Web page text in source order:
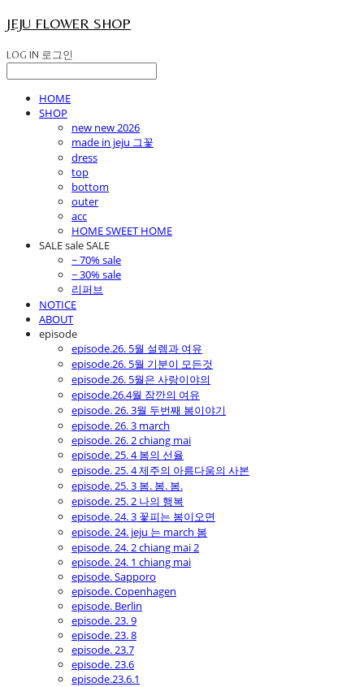
JEJU FLOWER SHOP
LOG IN 로그인
HOME
SHOP
new new 2026
made in jeju 그꽃
dress
top
bottom
outer
acc
HOME SWEET HOME
SALE sale SALE
~ 70% sale
~ 30% sale
리퍼브
NOTICE
ABOUT
episode
episode.26. 5월 설렘과 여유
episode.26. 5월 기분이 모든것
episode.26. 5월은 사랑이야의
episode.26.4월 잠깐의 여유
episode. 26. 3월 두번째 봄이야기
episode. 26. 3 march
episode. 26. 2 chiang mai
episode. 25. 4 봄의 선율
episode. 25. 4 제주의 아름다움의 사본
episode. 25. 3 봄. 봄. 봄.
episode. 25. 2 나의 행복
episode. 24. 3 꽃피는 봄이오면
episode. 24. jeju 는 march 봄
episode. 24. 2 chiang mai 2
episode. 24. 1 chiang mai
episode. Sapporo
episode. Copenhagen
episode. Berlin
episode. 23. 9
episode. 23. 8
episode. 23.7
episode. 23.6
episode.23.6.1